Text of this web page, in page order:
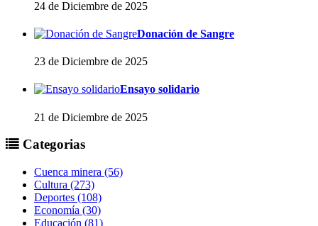
24 de Diciembre de 2025
Donación de Sangre
23 de Diciembre de 2025
Ensayo solidario
21 de Diciembre de 2025
Categorias
Cuenca minera (56)
Cultura (273)
Deportes (108)
Economía (30)
Educación (81)